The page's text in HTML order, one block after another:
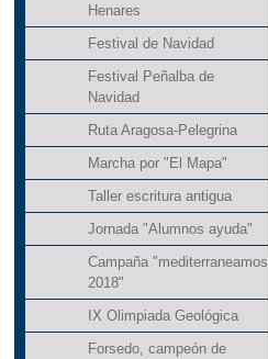
Henares
Festival de Navidad
Festival Peñalba de
Navidad
Ruta Aragosa-Pelegrina
Marcha por "El Mapa"
Taller escritura antigua
Jornada "Alumnos ayuda"
Campaña "mediterraneamos
2018"
IX Olimpiada Geológica
Forsedo, campeón de